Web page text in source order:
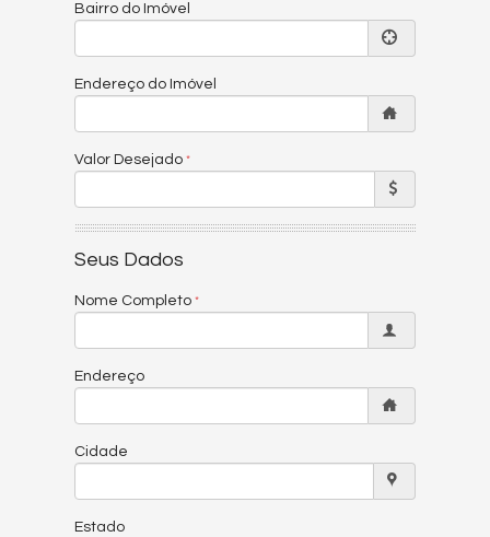
Bairro do Imóvel
Endereço do Imóvel
Valor Desejado
Seus Dados
Nome Completo
Endereço
Cidade
Estado